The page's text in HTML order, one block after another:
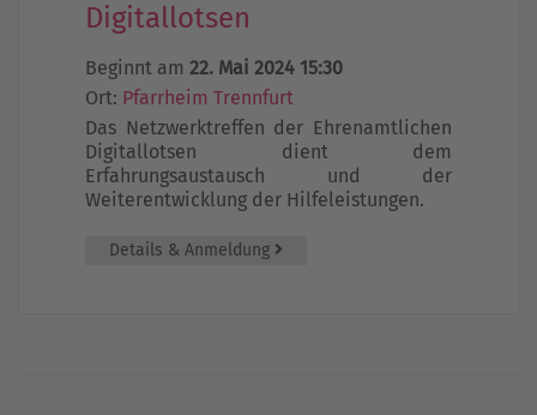
Digitallotsen
Beginnt am 22. Mai 2024 15:30
Ort: Pfarrheim Trennfurt
Das Netzwerktreffen der Ehrenamtlichen
Digitallotsen dient dem
Erfahrungsaustausch und der
Weiterentwicklung der Hilfeleistungen.
Details & Anmeldung